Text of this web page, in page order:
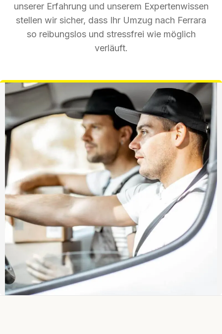
unserer Erfahrung und unserem Expertenwissen
stellen wir sicher, dass Ihr Umzug nach Ferrara
so reibungslos und stressfrei wie möglich
verläuft.